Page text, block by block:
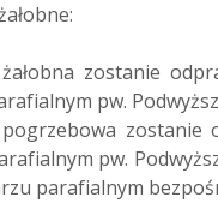
zostanie
pw.
pw.
parafialnym